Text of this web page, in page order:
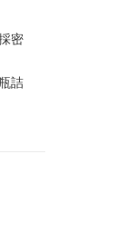
密
詰